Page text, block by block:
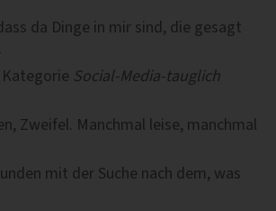
da Dinge in mir sind, die gesagt
Social-Media-tauglich
Zweifel. Manchmal leise, manchmal
mit der Suche nach dem, was